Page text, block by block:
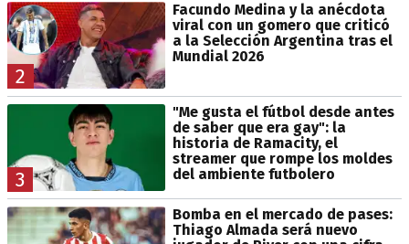
2
Facundo Medina y la anécdota
viral con un gomero que criticó
a la Selección Argentina tras el
Mundial 2026
3
"Me gusta el fútbol desde antes
de saber que era gay": la
historia de Ramacity, el
streamer que rompe los moldes
del ambiente futbolero
Bomba en el mercado de pases:
Thiago Almada será nuevo